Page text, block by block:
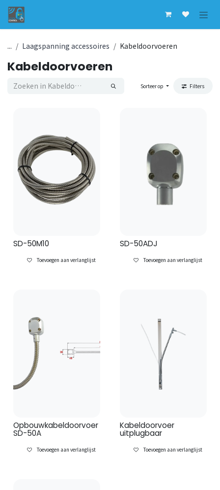
... Laagspanning accessoires Kabeldoorvoeren
Kabeldoorvoeren
Sorteer op Filters
SD-50M10
Toevoegen aan verlanglijst
SD-50ADJ
Toevoegen aan verlanglijst
Opbouwkabeldoorvoer
SD-50A
Toevoegen aan verlanglijst
Kabeldoorvoer
uitplugbaar
Toevoegen aan verlanglijst